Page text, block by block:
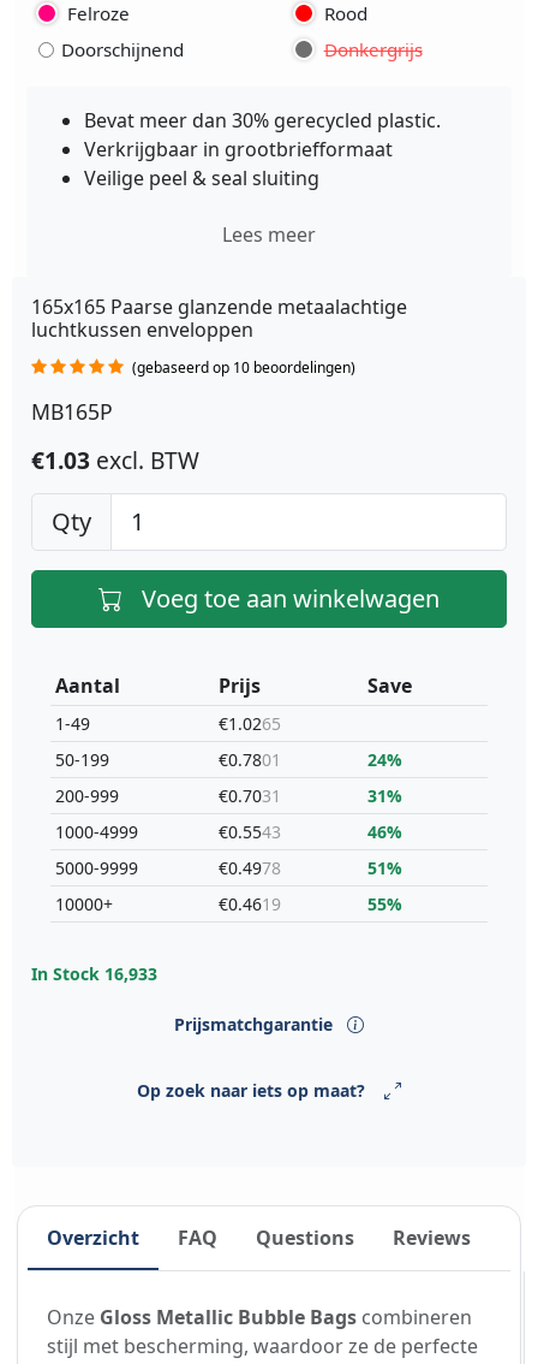
Felroze
Rood
Doorschijnend
Donkergrijs
Bevat meer dan 30% gerecycled plastic.
Verkrijgbaar in grootbriefformaat
Veilige peel & seal sluiting
Lees meer
165x165 Paarse glanzende metaalachtige
luchtkussen enveloppen
(gebaseerd op 10 beoordelingen)
MB165P
€1.03 excl. BTW
Qty
Voeg toe aan winkelwagen
Aantal
1-49
50-199
200-999
1000-4999
5000-9999
10000+
Prijs
€1.0265
€0.7801
€0.7031
€0.5543
€0.4978
€0.4619
Save
24%
31%
46%
51%
55%
In Stock 16,933
Prijsmatchgarantie
Op zoek naar iets op maat?
Overzicht FAQ Questions Reviews
Onze Gloss Metallic Bubble Bags combineren
stijl met bescherming, waardoor ze de perfecte